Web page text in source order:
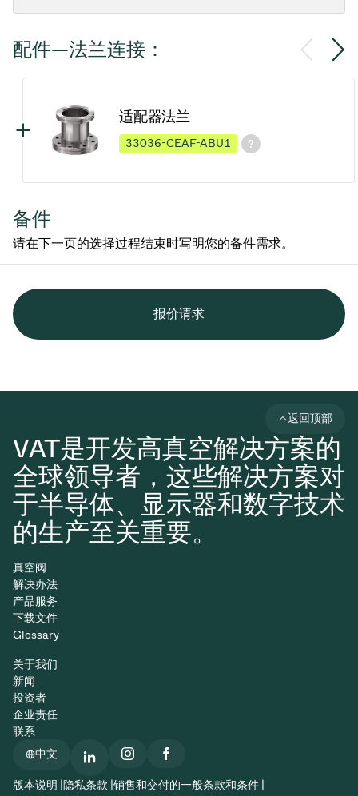
配件—法兰连接：
适配器法兰
33036-CEAF-ABU1
备件
请在下一页的选择过程结束时写明您的备件需求。
报价请求
VAT是开发高真空解决方案的
全球领导者，这些解决方案对
于半导体、显示器和数字技术
的生产至关重要。
返回顶部
真空阀
解决办法
产品服务
下载文件
Glossary
关于我们
新闻
投资者
企业责任
联系
中文
版本说明 | 隐私条款 | 销售和交付的一般条款和条件 |